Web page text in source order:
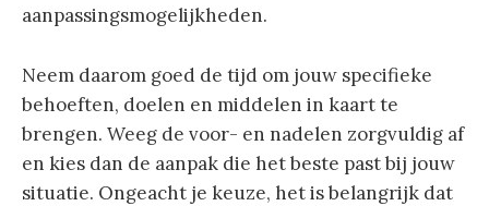
aanpassingsmogelijkheden.
Neem daarom goed de tijd om jouw specifieke
behoeften, doelen en middelen in kaart te
brengen. Weeg de voor- en nadelen zorgvuldig af
en kies dan de aanpak die het beste past bij jouw
situatie. Ongeacht je keuze, het is belangrijk dat